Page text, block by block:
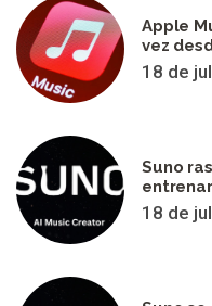
Apple
vez
18 de
Suno
18 de